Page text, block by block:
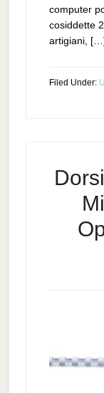
computer
cosiddette
artigiani,
Filed Under: